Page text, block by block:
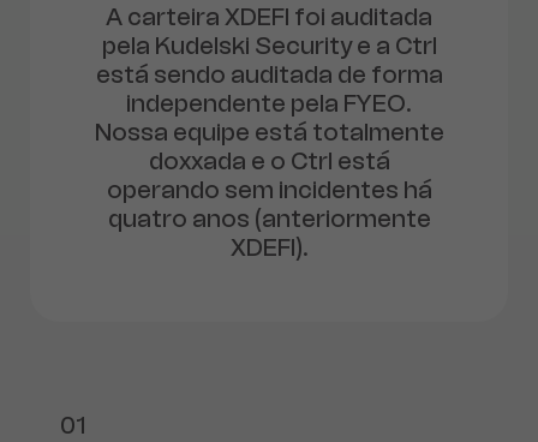
A carteira XDEFI foi auditada
pela Kudelski Security e a Ctrl
está sendo auditada de forma
independente pela FYEO.
Nossa equipe está totalmente
doxxada e o Ctrl está
operando sem incidentes há
quatro anos (anteriormente
XDEFI).
01